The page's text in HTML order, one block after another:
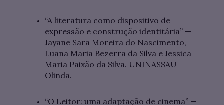
“A literatura como dispositivo de
expressão e construção identitária” —
Jayane Sara Moreira do Nascimento,
Luana Maria Bezerra da Silva e Jessica
Maria Paixão da Silva. UNINASSAU
Olinda.
“O Leitor: uma adaptação de cinema” —